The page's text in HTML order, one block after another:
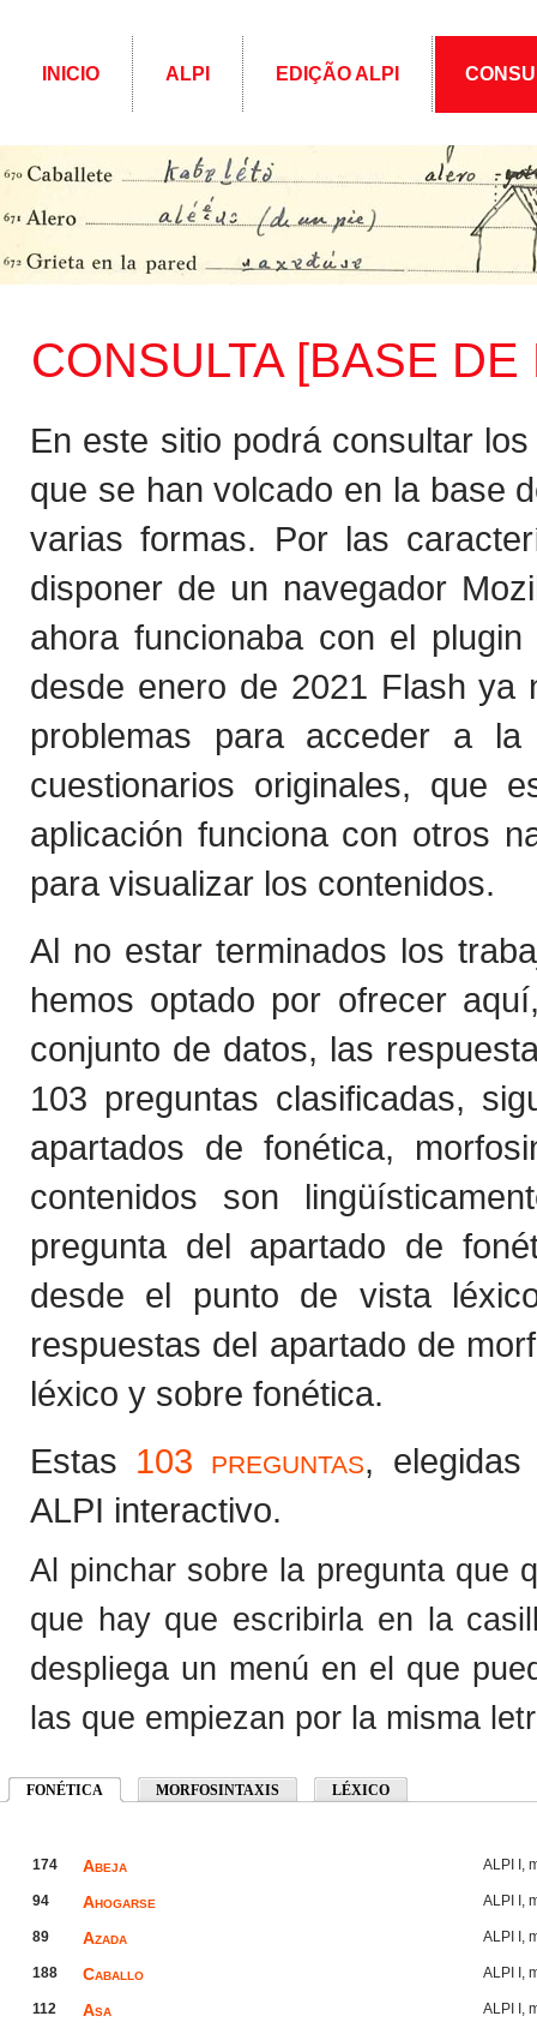
INICIO ALPI EDIÇÃO ALPI
CONSULTA [BASE
En este sitio podrá consultar
que se han volcado en la base
varias formas. Por las
disponer de un navegador
ahora funcionaba con el
desde enero de 2021 Flash ya
problemas para acceder a
cuestionarios originales, que
aplicación funciona con otros
para visualizar los contenidos.
Al no estar terminados los
hemos optado por ofrecer
conjunto de datos, las
103 preguntas clasificadas,
apartados de fonética,
contenidos son
pregunta del apartado de
desde el punto de vista
respuestas del apartado de
léxico y sobre fonética.
Estas 103 preguntas,
ALPI interactivo.
Al pinchar sobre la pregunta que
que hay que escribirla en la
despliega un menú en el que
las que empiezan por la misma
FONÉTICA (separador ativo)
MORFOSINTAXIS LÉXICO
174 Abeja ALPI I,
94 Ahogarse ALPI I,
89 Azada ALPI I,
188 Caballo ALPI I,
112 Asa ALPI I,